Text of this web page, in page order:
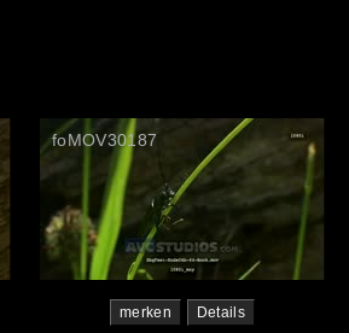
foMOV30187
merken Details